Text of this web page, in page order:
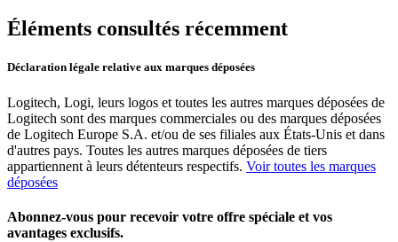
Éléments consultés récemment
Déclaration légale relative aux marques déposées
Logitech, Logi, leurs logos et toutes les autres marques déposées de
Logitech sont des marques commerciales ou des marques déposées
de Logitech Europe S.A. et/ou de ses filiales aux États-Unis et dans
d'autres pays. Toutes les autres marques déposées de tiers
appartiennent à leurs détenteurs respectifs. Voir toutes les marques
déposées
Abonnez-vous pour recevoir votre offre spéciale et vos
avantages exclusifs.